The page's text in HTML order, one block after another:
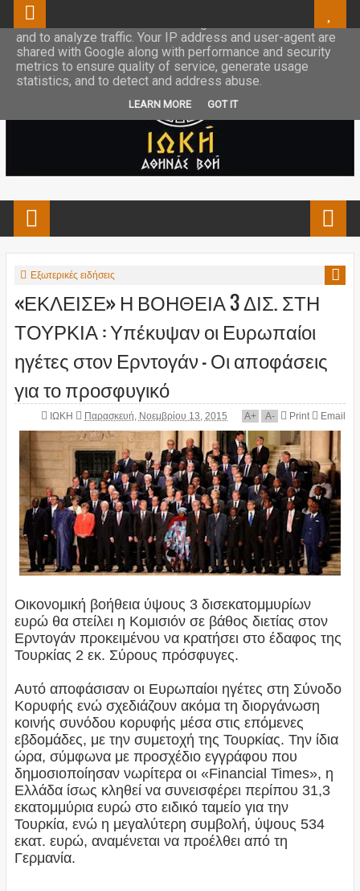
Εξωτερικές ειδήσεις
«ΕΚΛΕΙΣΕ» Η ΒΟΗΘΕΙΑ 3 ΔΙΣ. ΣΤΗ
ΤΟΥΡΚΙΑ : Υπέκυψαν οι Ευρωπαίοι
ηγέτες στον Ερντογάν – Οι αποφάσεις
για το προσφυγικό
ΙΩΚΗ Παρασκευή, Νοεμβρίου 13, 2015 A+ A- Print Email
Οικονομική βοήθεια ύψους 3 δισεκατομμυρίων
ευρώ θα στείλει η Κομισιόν σε βάθος διετίας στον
Ερντογάν προκειμένου να κρατήσει στο έδαφος της
Τουρκίας 2 εκ. Σύρους πρόσφυγες.
Αυτό αποφάσισαν οι Ευρωπαίοι ηγέτες στη Σύνοδο
Κορυφής ενώ σχεδιάζουν ακόμα τη διοργάνωση
κοινής συνόδου κορυφής μέσα στις επόμενες
εβδομάδες, με την συμετοχή της Τουρκίας. Την ίδια
ώρα, σύμφωνα με προσχέδιο εγγράφου που
δημοσιοποίησαν νωρίτερα οι «Financial Times», η
Ελλάδα ίσως κληθεί να συνεισφέρει περίπου 31,3
εκατομμύρια ευρώ στο ειδικό ταμείο για την
Τουρκία, ενώ η μεγαλύτερη συμβολή, ύψους 534
εκατ. ευρώ, αναμένεται να προέλθει από τη
Γερμανία.
This site uses cookies from Google to deliver its services
and to analyze traffic. Your IP address and user-agent are
shared with Google along with performance and security
metrics to ensure quality of service, generate usage
statistics, and to detect and address abuse.
LEARN MORE GOT IT